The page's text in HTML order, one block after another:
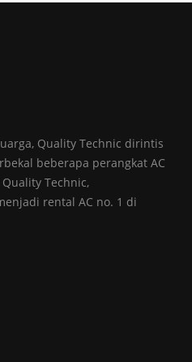
Quality Technic dirintis
beberapa perangkat AC
Technic,
rental AC no. 1 di